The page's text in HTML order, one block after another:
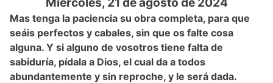
Mas tenga la paciencia su obra completa, para que
seáis perfectos y cabales, sin que os falte cosa
alguna. Y si alguno de vosotros tiene falta de
sabiduría, pídala a Dios, el cual da a todos
abundantemente y sin reproche, y le será dada.